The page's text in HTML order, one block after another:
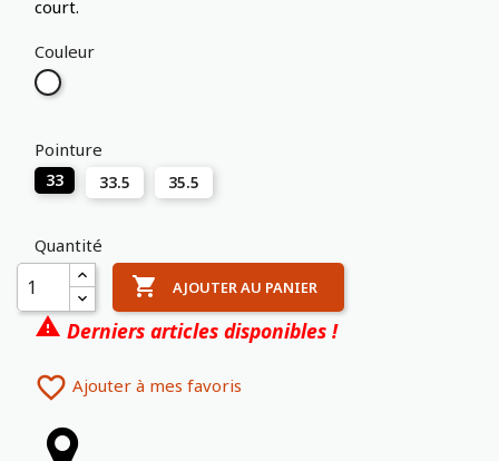
court.
Couleur
Blanc
Pointure
33 33.5 35.5
Quantité
 AJOUTER AU PANIER
 Derniers articles disponibles !
 Ajouter à mes favoris